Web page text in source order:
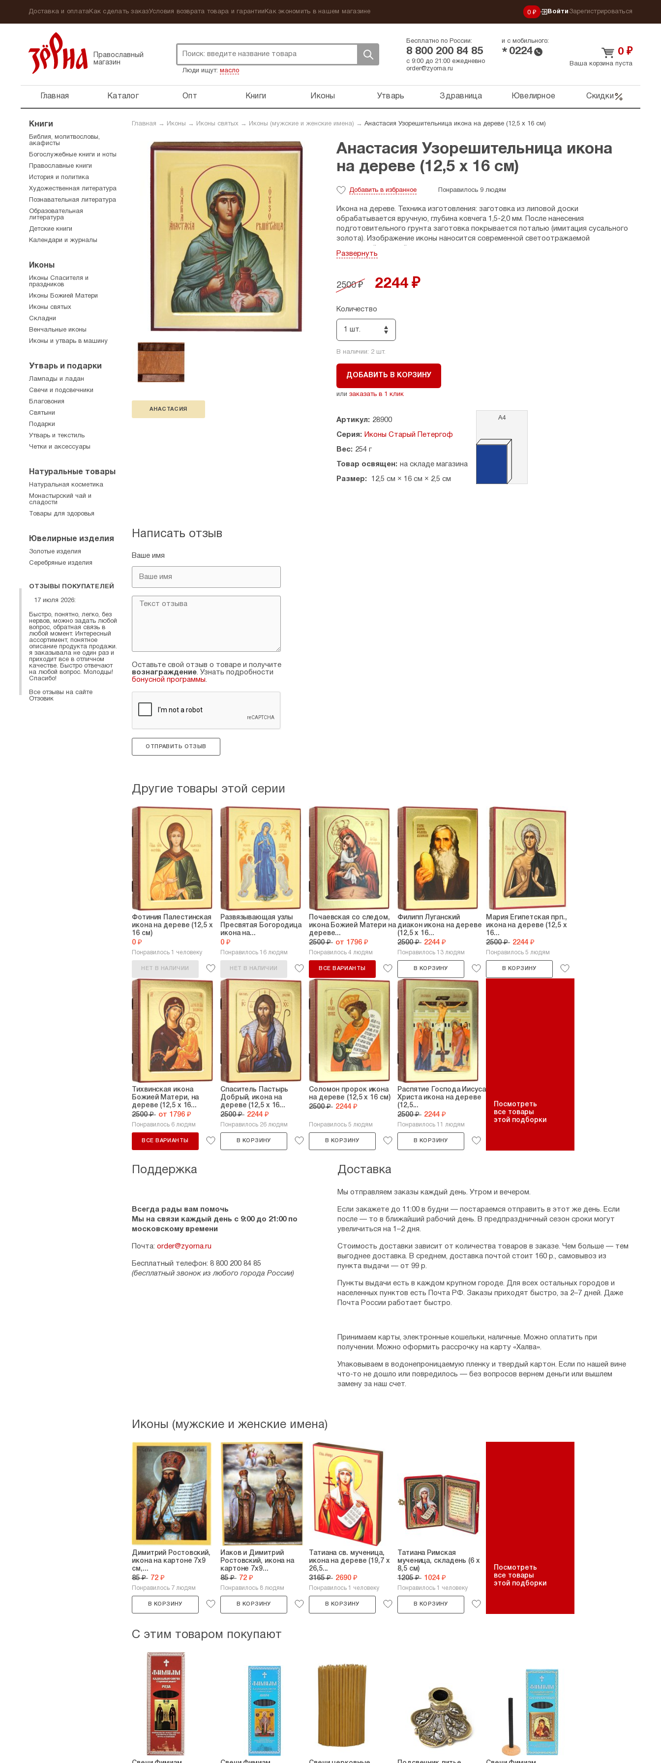
Доставка и оплатаКак сделать заказУсловия возврата товара и гарантии Как экономить в нашем магазине 0 ₽ Войти Зарегистрироваться
Православный
магазин
Люди ищут: масло
Бесплатно по России:
8 800 200 84 85
и с мобильного:
* 0224
с 9:00 до 21:00 ежедневно
order@zyorna.ru
0 ₽
Ваша корзина пуста
Главная Каталог Опт Книги Иконы Утварь Здравница Ювелирное Скидки
Главная → Иконы → Иконы святых → Иконы (мужские и женские имена) → Анастасия Узорешительница икона на дереве (12,5 х 16 см)
АНАСТАСИЯ
Анастасия Узорешительница икона
на дереве (12,5 х 16 см)
Добавить в избранное Понравилось 9 людям
Икона на дереве. Техника изготовления: заготовка из липовой доски
обрабатывается вручную, глубина ковчега 1,5-2,0 мм. После нанесения
подготовительного грунта заготовка покрывается поталью (имитация сусального
золота). Изображение иконы наносится современной светоотражаемой
Размеры: 12,5 х 16 см, толщина - 2,5 см.
Развернуть
2500 ₽ 2244 ₽
Количество
1 шт.
В наличии: 2шт.
ДОБАВИТЬ В КОРЗИНУ
или заказать в 1 клик
Артикул: 28900
Серия: Иконы Старый Петергоф
Вес: 254 г
Товар освящен: на складе магазина
Размер: 12,5 см × 16 см × 2,5 см
А4
Написать отзыв
Ваше имя
Оставьте свой отзыв о товаре и получите
вознаграждение. Узнать подробности
бонусной программы.
ОТПРАВИТЬ ОТЗЫВ
Другие товары этой серии
Фотиния Палестинская
икона на дереве (12,5 х
16 см)
0 ₽
Понравилось 1 человеку
НЕТ В НАЛИЧИИ
Развязывающая узлы
Пресвятая Богородица
икона на...
0 ₽
Понравилось 16 людям
НЕТ В НАЛИЧИИ
Почаевская со следом,
икона Божией Матери на
дереве...
2500 ₽ от 1796 ₽
Понравилось 4 людям
ВСЕ ВАРИАНТЫ
Филипп Луганский
диакон икона на дереве
(12,5 х 16...
2500 ₽ 2244 ₽
Понравилось 13 людям
В КОРЗИНУ
Мария Египетская прп.,
икона на дереве (12,5 х
16...
2500 ₽ 2244 ₽
Понравилось 5 людям
В КОРЗИНУ
Тихвинская икона
Божией Матери, на
дереве (12,5 х 16...
2500 ₽ от 1796 ₽
Понравилось 6 людям
ВСЕ ВАРИАНТЫ
Спаситель Пастырь
Добрый, икона на
дереве (12,5 х 16...
2500 ₽ 2244 ₽
Понравилось 26 людям
В КОРЗИНУ
Соломон пророк икона
на дереве (12,5 х 16 см)
2500 ₽ 2244 ₽
Понравилось 5 людям
В КОРЗИНУ
Распятие Господа Иисуса
Христа икона на дереве
(12,5...
2500 ₽ 2244 ₽
Понравилось 11 людям
В КОРЗИНУ
Посмотреть
все товары
этой подборки
Поддержка
Всегда рады вам помочь
Мы на связи каждый день с 9:00 до 21:00 по
московскому времени
Почта: order@zyorna.ru
Бесплатный телефон: 8 800 200 84 85
(бесплатный звонок из любого города России)
Доставка
Мы отправляем заказы каждый день. Утром и вечером.
Если закажете до 11:00 в будни — постараемся отправить в этот же день. Если
после — то в ближайший рабочий день. В предпраздничный сезон сроки могут
увеличиться на 1–2 дня.
Стоимость доставки зависит от количества товаров в заказе. Чем больше — тем
выгоднее доставка. В среднем, доставка почтой стоит 160 р., самовывоз из
пункта выдачи — от 99 р.
Пункты выдачи есть в каждом крупном городе. Для всех остальных городов и
населенных пунктов есть Почта РФ. Заказы приходят быстро, за 2–7 дней. Даже
Почта России работает быстро.
Принимаем карты, электронные кошельки, наличные. Можно оплатить при
получении. Можно оформить рассрочку на карту «Халва».
Упаковываем в водонепроницаемую пленку и твердый картон. Если по нашей вине
что-то не дошло или повредилось — без вопросов вернем деньги или вышлем
замену за наш счет.
Иконы (мужские и женские имена)
Димитрий Ростовский,
икона на картоне 7х9
см,...
85 ₽ 72 ₽
Понравилось 7 людям
В КОРЗИНУ
Иаков и Димитрий
Ростовский, икона на
картоне 7х9...
85 ₽ 72 ₽
Понравилось 8 людям
В КОРЗИНУ
Татиана св. мученица,
икона на дереве (19,7 х
26,5...
3165 ₽ 2690 ₽
Понравилось 1 человеку
В КОРЗИНУ
Татиана Римская
мученица, складень (6 х
8,5 см)
1205 ₽ 1024 ₽
Понравилось 1 человеку
В КОРЗИНУ
Посмотреть
все товары
этой подборки
С этим товаром покупают
Книги
Библия, молитвословы,
акафисты
Богослужебные книги и ноты
Православные книги
История и политика
Художественная литература
Познавательная литература
Образовательная
литература
Детские книги
Календари и журналы
Иконы
Иконы Спасителя и
праздников
Иконы Божией Матери
Иконы святых
Складни
Венчальные иконы
Иконы и утварь в машину
Утварь и подарки
Лампады и ладан
Свечи и подсвечники
Благовония
Святыни
Подарки
Утварь и текстиль
Четки и аксессуары
Натуральные товары
Натуральная косметика
Монастырский чай и
сладости
Товары для здоровья
Ювелирные изделия
Золотые изделия
Серебряные изделия
ОТЗЫВЫ ПОКУПАТЕЛЕЙ
17 июля 2026:
Быстро, понятно, легко, без
нервов, можно задать любой
вопрос, обратная связь в
любой момент. Интересный
ассортимент, понятное
описание продукта продажи.
я заказывала не один раз и
приходит все в отличном
качестве. Быстро отвечают
на любой вопрос. Молодцы!
Спасибо!
Все отзывы на сайте
Отзовик